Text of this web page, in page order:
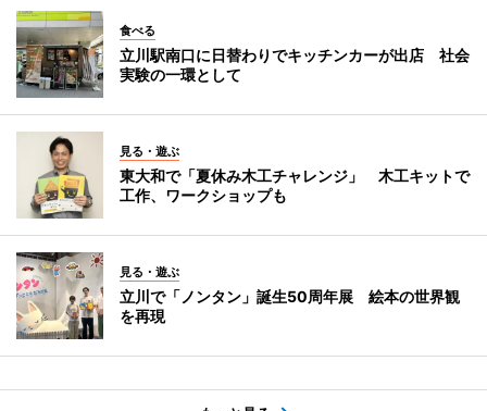
食べる
立川駅南口に日替わりでキッチンカーが出店 社会
実験の一環として
見る・遊ぶ
東大和で「夏休み木工チャレンジ」 木工キットで
工作、ワークショップも
見る・遊ぶ
立川で「ノンタン」誕生50周年展 絵本の世界観
を再現